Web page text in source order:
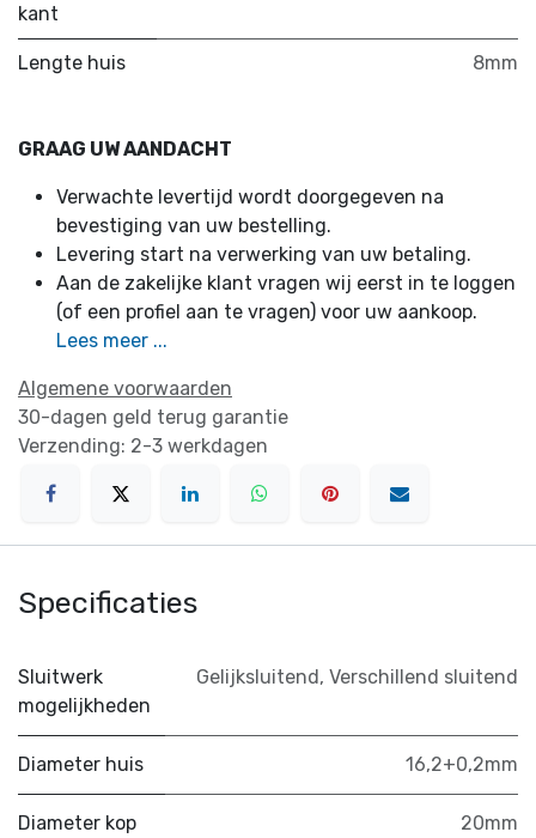
kant
Lengte huis 8mm
GRAAG UW AANDACHT
Verwachte levertijd wordt doorgegeven na
bevestiging van uw bestelling.
Levering start na verwerking van uw betaling.
Aan de zakelijke klant vragen wij eerst in te loggen
(of een profiel aan te vragen) voor uw aankoop.
Lees meer ...
Algemene voorwaarden
30-dagen geld terug garantie
Verzending: 2-3 werkdagen
Specificaties
Sluitwerk
mogelijkheden
Gelijksluitend, Verschillend sluitend
Diameter huis 16,2+0,2mm
Diameter kop 20mm